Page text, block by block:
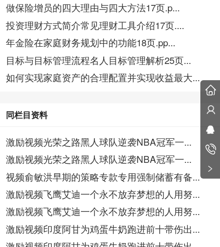
做保险增员的四大理由与四大方法17页.p...
投资理财方式简介常见理财工具介绍17页....
年金险在家庭财务规划中的功能18页.pp...
目标与目标管理流程名人目标管理解析25页...
如何实现家庭资产的合理配置并实现收益最大...
同栏目资料
激励视频光荣之路黑人球队逆袭NBA冠军一...
激励视频光荣之路黑人球队逆袭NBA冠军一...
视频俞敏洪早期的策略专款专用强制储蓄有备...
激励视频飞鹰艾迪一个永不放弃梦想的人用努...
激励视频飞鹰艾迪一个永不放弃梦想的人用努...
激励视频印度阿甘为鸡蛋牛奶跑进前十带伤出...